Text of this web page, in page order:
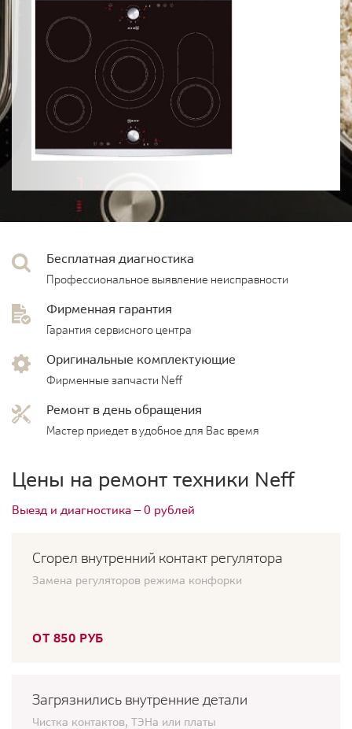
Бесплатная диагностика
Профессиональное выявление неисправности
Фирменная гарантия
Гарантия сервисного центра
Оригинальные комплектующие
Фирменные запчасти Neff
Ремонт в день обращения
Мастер приедет в удобное для Вас время
Цены на ремонт техники Neff
Выезд и диагностика — 0 рублей
Сгорел внутренний контакт регулятора
Замена регуляторов режима конфорки
ОТ 850 РУБ
Загрязнились внутренние детали
Чистка контактов, ТЭНа или платы